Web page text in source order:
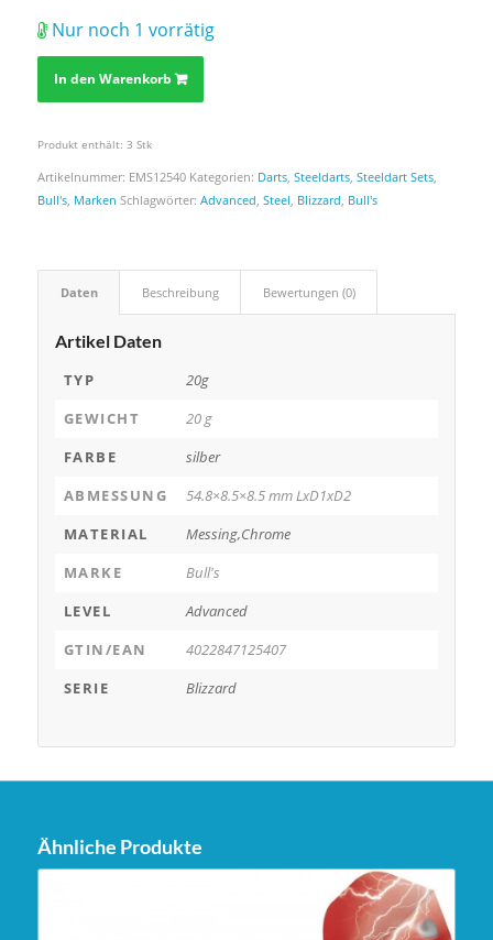
Nur noch 1 vorrätig
In den Warenkorb
Produkt enthält: 3 Stk
Artikelnummer: EMS12540 Kategorien: Darts, Steeldarts, Steeldart Sets,
Bull's, Marken Schlagwörter: Advanced, Steel, Blizzard, Bull's
Daten Beschreibung Bewertungen (0)
Artikel Daten
TYP
20g
GEWICHT
20 g
FARBE
silber
ABMESSUNG
54.8×8.5×8.5 mm LxD1xD2
MATERIAL
Messing,Chrome
MARKE
Bull's
LEVEL
Advanced
GTIN/EAN
4022847125407
SERIE
Blizzard
Ähnliche Produkte